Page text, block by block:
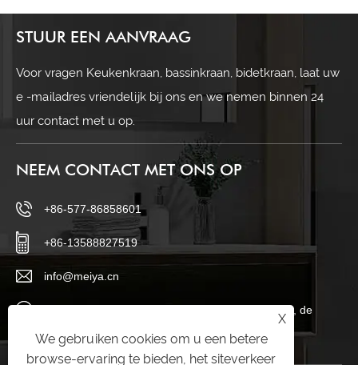
STUUR EEN AANVRAAG
Voor vragen Keukenkraan, bassinkraan, bidetkraan, laat uw
e -mailadres vriendelijk bij ons en we nemen binnen 24
uur contact met u op.
NEEM CONTACT MET ONS OP
+86-577-86858601
+86-13588827519
info@meiya.cn
Haigong Avenue, Longwan District, Wenzhou City, de
provincie Zhejiang, China
X
We gebruiken cookies om u een betere
browse-ervaring te bieden, het siteverkeer